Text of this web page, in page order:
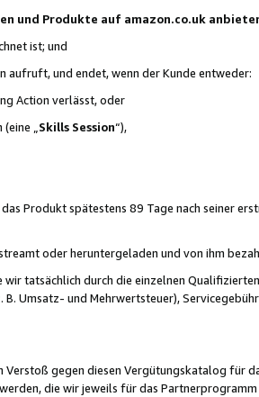
und Produkte auf amazon.co.uk
ist; und
aufruft, und endet, wenn der Kunde entweder:
Action verlässt, oder
„ Skills Session“),
Produkt spätestens 89 Tage nach seiner
oder heruntergeladen und von ihm
wir tatsächlich durch die einzelnen
Umsatz- und Mehrwertsteuer),
Verstoß gegen diesen Vergütungskatalog für
die wir jeweils für das